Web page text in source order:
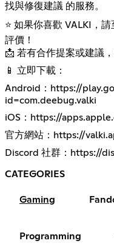
找與修復建議 的服務。
⭐️ 如果你喜歡 VALKI，
評價！
📩 若有合作提案或建議
📱 立即下載：
Android： https://
id=com.deebug.valki
iOS： https://
官方網站： https://
Discord 社群： https://
CATEGORIES
Gaming
Programming